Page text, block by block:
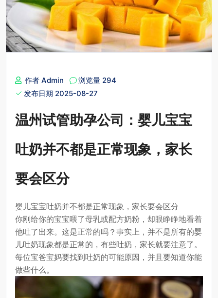
作者 Admin
浏览量 294
发布日期 2025-08-27
温州试管助孕公司：婴儿宝宝
吐奶并不都是正常现象，家长
要会区分
婴儿宝宝吐奶并不都是正常现象，家长要会区分
你刚给你的宝宝喂了母乳或配方奶粉，却眼睁睁地看着
他吐了出来。这是正常的吗？事实上，并不是所有的婴
儿吐奶现象都是正常的，有些吐奶，家长就要注意了。
每位宝爸宝妈要找到吐奶的可能原因，并且要知道你能
做些什么。